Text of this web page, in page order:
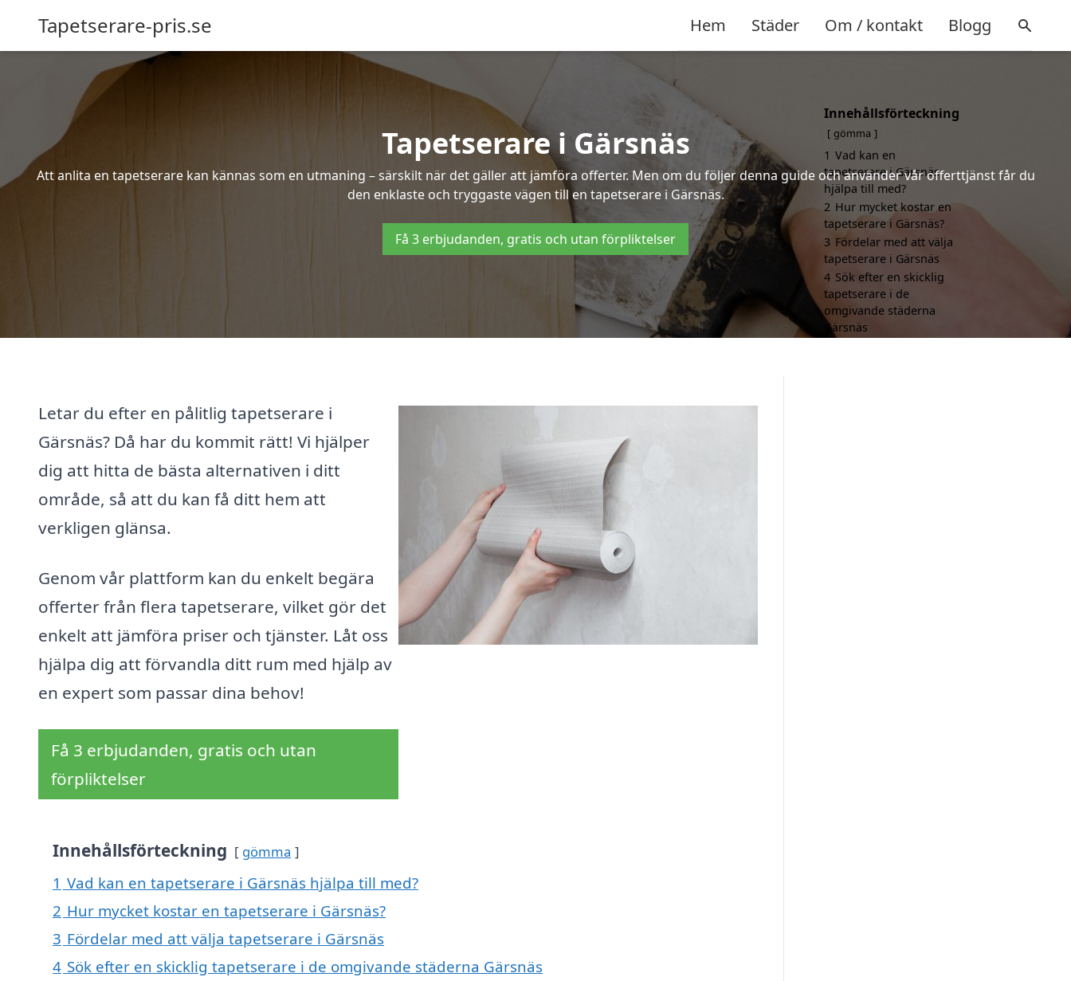
Tapetserare-pris.se Hem Städer Om / kontakt Blogg
Tapetserare i Gärsnäs
Att anlita en tapetserare kan kännas som en utmaning – särskilt när det gäller att jämföra offerter. Men om du följer denna guide och använder vår offerttjänst får du
den enklaste och tryggaste vägen till en tapetserare i Gärsnäs.
Få 3 erbjudanden, gratis och utan förpliktelser
Letar du efter en pålitlig tapetserare i
Gärsnäs? Då har du kommit rätt! Vi hjälper
dig att hitta de bästa alternativen i ditt
område, så att du kan få ditt hem att
verkligen glänsa.
Genom vår plattform kan du enkelt begära
offerter från flera tapetserare, vilket gör det
enkelt att jämföra priser och tjänster. Låt oss
hjälpa dig att förvandla ditt rum med hjälp av
en expert som passar dina behov!
Få 3 erbjudanden, gratis och utan
förpliktelser
Innehållsförteckning gömma
1 Vad kan en tapetserare i Gärsnäs hjälpa till med?
2 Hur mycket kostar en tapetserare i Gärsnäs?
3 Fördelar med att välja tapetserare i Gärsnäs
4 Sök efter en skicklig tapetserare i de omgivande städerna Gärsnäs
Innehållsförteckning
gömma
1 Vad kan en
tapetserare i Gärsnäs
hjälpa till med?
2 Hur mycket kostar en
tapetserare i Gärsnäs?
3 Fördelar med att välja
tapetserare i Gärsnäs
4 Sök efter en skicklig
tapetserare i de
omgivande städerna
Gärsnäs